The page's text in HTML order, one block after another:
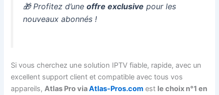
🎁 Profitez d’uneoffre exclusive pour les
nouveaux abonnés !
Si vous cherchez une solution IPTV fiable, rapide, avec un
excellent support client et compatible avec tous vos
appareils,Atlas Pro viaAtlas-Pros.com est le choix n°1 en